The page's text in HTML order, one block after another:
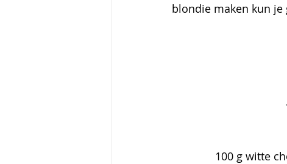
blondie maken kun
100 g witte